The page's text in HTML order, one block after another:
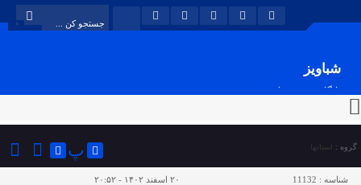
شباویز
پایگاه خبری شباویز
گروه : استانها پ
شناسه : 11132 ۲۰ اسفند ۱۴۰۲ - ۲۰:۵۲